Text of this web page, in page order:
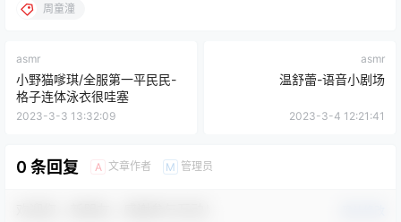
周童潼
asmr
小野猫嗲琪/全服第一平民民-
格子连体泳衣很哇塞
2023-3-3 13:32:09
asmr
温舒蕾-语音小剧场
2023-3-4 12:21:41
0 条回复 A 文章作者 M 管理员